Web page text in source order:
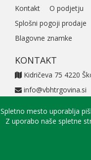
Kontakt O podjetju
Splošni pogoji prodaje
Blagovne znamke
KONTAKT
Kidričeva 75 4220
info@vbhtrgovina.si
Avtorske pravice ©
Spletno mesto uporablja
Z uporabo naše spletne